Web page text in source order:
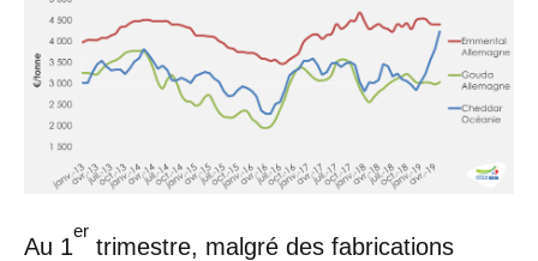
Au 1
er
trimestre, malgré des fabrications